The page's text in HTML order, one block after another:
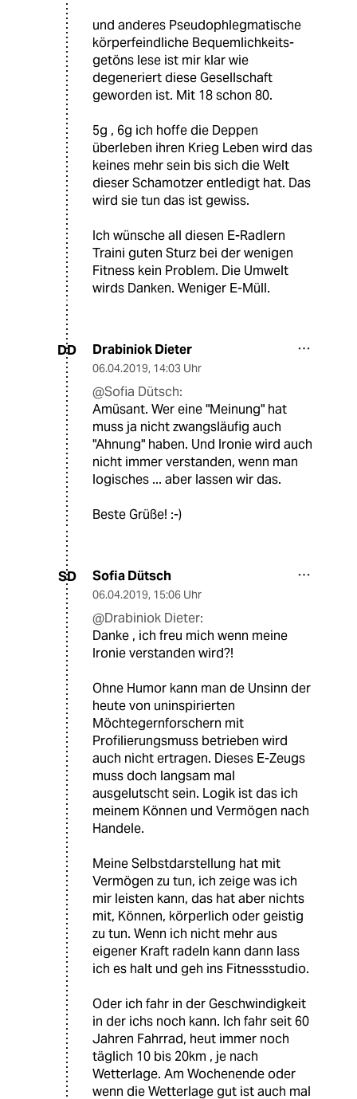
und anderes Pseudophlegmatische
körperfeindliche Bequemlichkeits-
getöns lese ist mir klar wie
degeneriert diese Gesellschaft
geworden ist. Mit 18 schon 80.
5g , 6g ich hoffe die Deppen
überleben ihren Krieg Leben wird das
keines mehr sein bis sich die Welt
dieser Schamotzer entledigt hat. Das
wird sie tun das ist gewiss.
Ich wünsche all diesen E-Radlern
Traini guten Sturz bei der wenigen
Fitness kein Problem. Die Umwelt
wirds Danken. Weniger E-Müll.
DD Drabiniok Dieter
06.04.2019, 14:03 Uhr
@Sofia Dütsch:
Amüsant. Wer eine "Meinung" hat
muss ja nicht zwangsläufig auch
"Ahnung" haben. Und Ironie wird auch
nicht immer verstanden, wenn man
logisches ... aber lassen wir das.
Beste Grüße! :-)
SD Sofia Dütsch
06.04.2019, 15:06 Uhr
@Drabiniok Dieter:
Danke , ich freu mich wenn meine
Ironie verstanden wird?!
Ohne Humor kann man de Unsinn der
heute von uninspirierten
Möchtegernforschern mit
Profilierungsmuss betrieben wird
auch nicht ertragen. Dieses E-Zeugs
muss doch langsam mal
ausgelutscht sein. Logik ist das ich
meinem Können und Vermögen nach
Handele.
Meine Selbstdarstellung hat mit
Vermögen zu tun, ich zeige was ich
mir leisten kann, das hat aber nichts
mit, Können, körperlich oder geistig
zu tun. Wenn ich nicht mehr aus
eigener Kraft radeln kann dann lass
ich es halt und geh ins Fitnessstudio.
Oder ich fahr in der Geschwindigkeit
in der ichs noch kann. Ich fahr seit 60
Jahren Fahrrad, heut immer noch
täglich 10 bis 20km , je nach
Wetterlage. Am Wochenende oder
wenn die Wetterlage gut ist auch mal